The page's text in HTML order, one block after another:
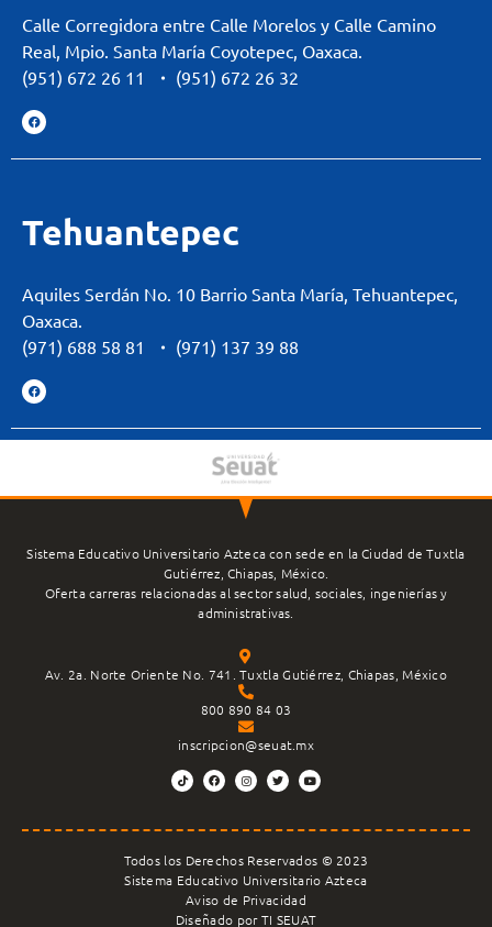
Calle Corregidora entre Calle Morelos y Calle Camino
Real, Mpio. Santa María Coyotepec, Oaxaca.
(951) 672 26 11
・ (951) 672 26 32
Tehuantepec
Aquiles Serdán No. 10 Barrio Santa María, Tehuantepec,
Oaxaca.
(971) 688 58 81
・ (971) 137 39 88
Sistema Educativo Universitario Azteca con sede en la Ciudad de Tuxtla
Gutiérrez, Chiapas, México.
Oferta carreras relacionadas al sector salud, sociales, ingenierías y
administrativas.
Av. 2a. Norte Oriente No. 741. Tuxtla Gutiérrez, Chiapas, México
800 890 84 03
inscripcion@seuat.mx
Todos los Derechos Reservados © 2023
Sistema Educativo Universitario Azteca
Aviso de Privacidad
Diseñado por TI SEUAT